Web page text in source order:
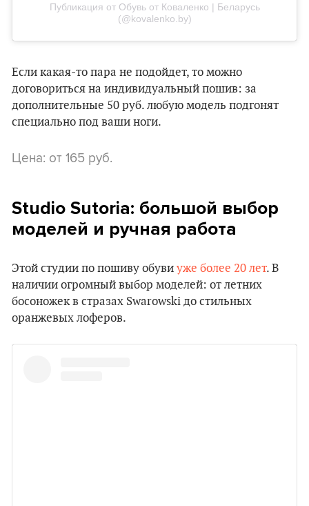
Публикация от Обувь от Коваленко | Беларусь
(@kovalenko.by)
Если какая-то пара не подойдет, то можно
договориться на индивидуальный пошив: за
дополнительные 50 руб. любую модель подгонят
специально под ваши ноги.
Цена: от 165 руб.
Studio Sutoria: большой выбор
моделей и ручная работа
Этой студии по пошиву обуви уже более 20 лет. В
наличии огромный выбор моделей: от летних
босоножек в стразах Swarowski до стильных
оранжевых лоферов.